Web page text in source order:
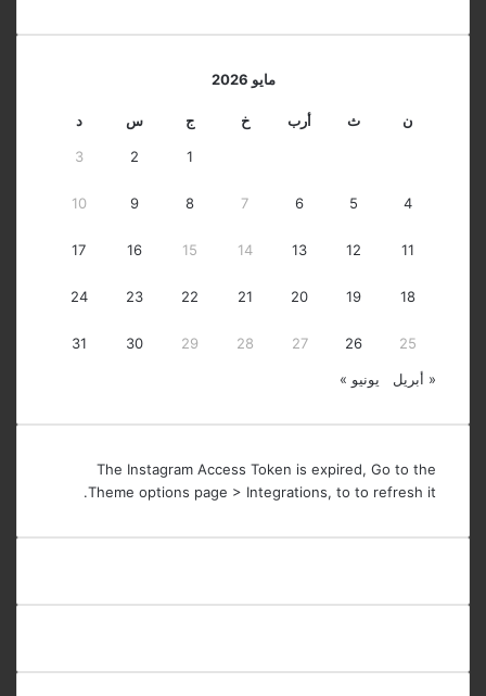
مايو 2026
ن ث أرب خ ج س د
1
2
3
4
5
6
7
8
9
10
11
12
13
14
15
16
17
18
19
20
21
22
23
24
25
26
27
28
29
30
31
« أبريل يونيو »
The Instagram Access Token is expired, Go to the
Theme options page > Integrations, to to refresh it.